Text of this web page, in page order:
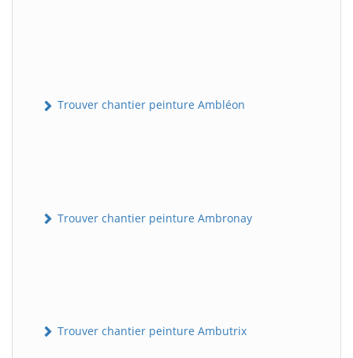
Trouver chantier peinture Ambléon
Trouver chantier peinture Ambronay
Trouver chantier peinture Ambutrix